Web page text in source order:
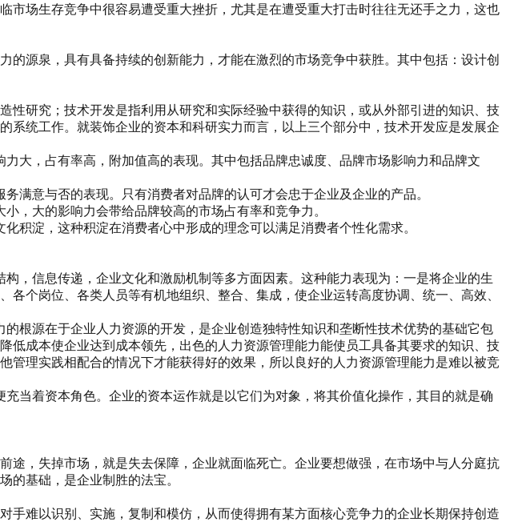
场生存竞争中很容易遭受重大挫折，尤其是在遭受重大打击时往往无还手之力，这也
源泉，具有具备持续的创新能力，才能在激烈的市场竞争中获胜。其中包括：设计创
研究；技术开发是指利用从研究和实际经验中获得的知识，或从外部引进的知识、技
统工作。就装饰企业的资本和科研实力而言，以上三个部分中，技术开发应是发展企
大，占有率高，附加值高的表现。其中包括品牌忠诚度、品牌市场影响力和品牌文
满意与否的表现。只有消费者对品牌的认可才会忠于企业及企业的产品。
，大的影响力会带给品牌较高的市场占有率和竞争力。
积淀，这种积淀在消费者心中形成的理念可以满足消费者个性化需求。
，信息传递，企业文化和激励机制等多方面因素。这种能力表现为：一是将企业的生
个岗位、各类人员等有机地组织、整合、集成，使企业运转高度协调、统一、高效、
根源在于企业人力资源的开发，是企业创造独特性知识和垄断性技术优势的基础它包
成本使企业达到成本领先，出色的人力资源管理能力能使员工具备其要求的知识、技
理实践相配合的情况下才能获得好的效果，所以良好的人力资源管理能力是难以被竞
当着资本角色。企业的资本运作就是以它们为对象，将其价值化操作，其目的就是确
，失掉市场，就是失去保障，企业就面临死亡。企业要想做强，在市场中与人分庭抗
的基础，是企业制胜的法宝。
难以识别、实施，复制和模仿，从而使得拥有某方面核心竞争力的企业长期保持创造